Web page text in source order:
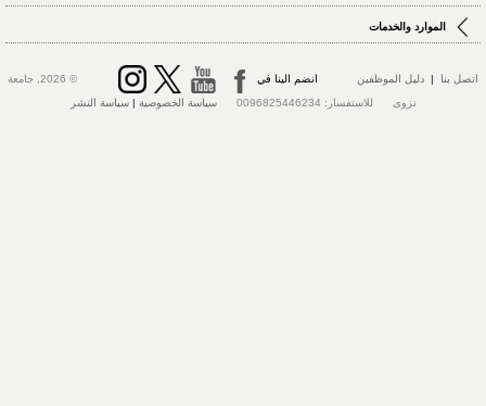
الموارد والخدمات
بنا | دليل الموظفين انضم الينا في
© 2026, جامعة
نزوى للاستفسار: 0096825446234
سياسة الخصوصية|سياسة النشر